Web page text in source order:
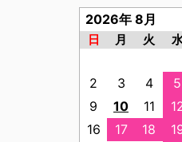
2026年 8月
日 月 火
2
3 4 5
9
10 11
16
17 18